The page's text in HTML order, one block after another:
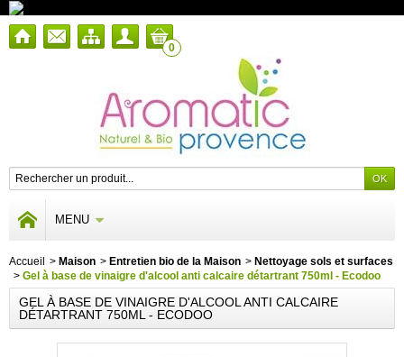
0
MENU
Accueil > Maison > Entretien bio de la Maison > Nettoyage sols et surfaces
> Gel à base de vinaigre d'alcool anti calcaire détartrant 750ml - Ecodoo
GEL À BASE DE VINAIGRE D'ALCOOL ANTI CALCAIRE
DÉTARTRANT 750ML - ECODOO